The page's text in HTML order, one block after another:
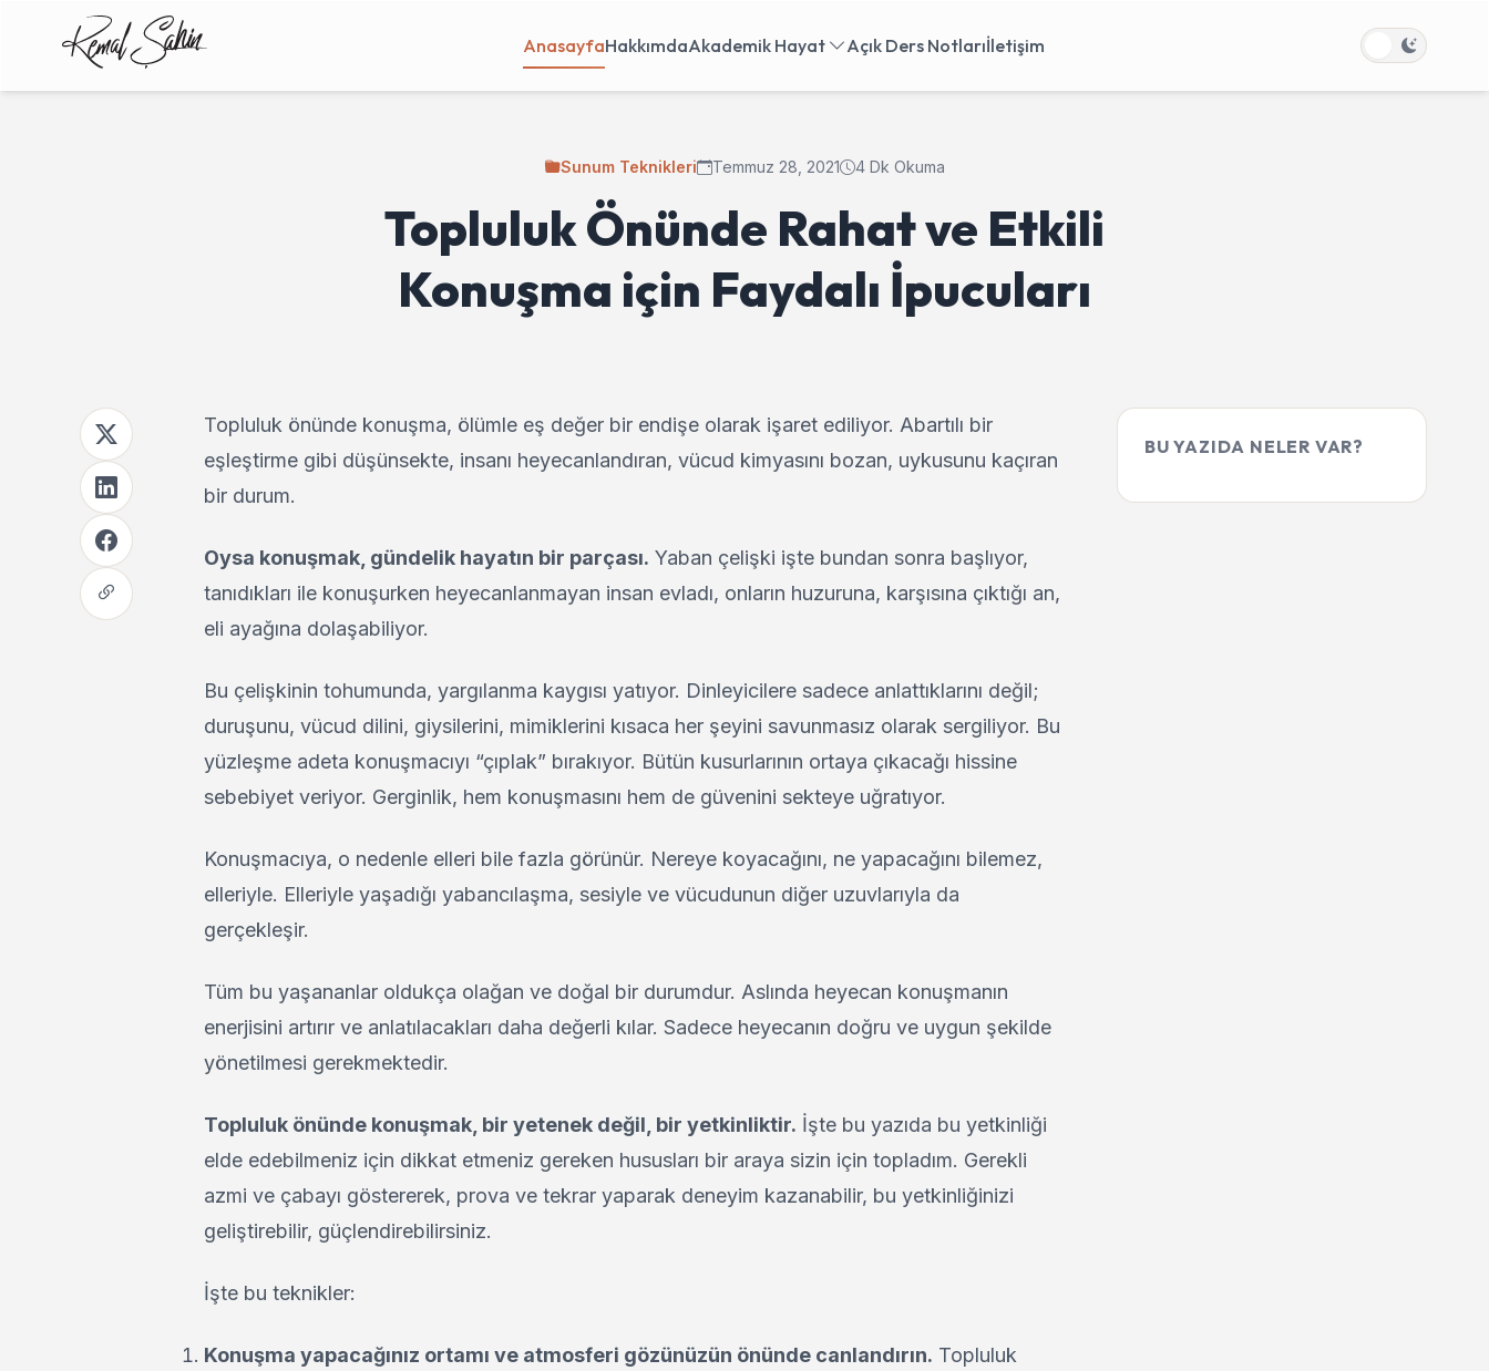
AnasayfaHakkımdaAkademik Hayat Açık Ders Notlarıİletişim
Sunum Teknikleri Temmuz 28, 2021 4 Dk Okuma
Topluluk Önünde Rahat ve Etkili
Konuşma için Faydalı İpucuları
Topluluk önünde konuşma, ölümle eş değer bir endişe olarak işaret ediliyor. Abartılı bir
eşleştirme gibi düşünsekte, insanı heyecanlandıran, vücud kimyasını bozan, uykusunu kaçıran
bir durum.
Oysa konuşmak, gündelik hayatın bir parçası. Yaban çelişki işte bundan sonra başlıyor,
tanıdıkları ile konuşurken heyecanlanmayan insan evladı, onların huzuruna, karşısına çıktığı an,
eli ayağına dolaşabiliyor.
Bu çelişkinin tohumunda, yargılanma kaygısı yatıyor. Dinleyicilere sadece anlattıklarını değil;
duruşunu, vücud dilini, giysilerini, mimiklerini kısaca her şeyini savunmasız olarak sergiliyor. Bu
yüzleşme adeta konuşmacıyı “çıplak” bırakıyor. Bütün kusurlarının ortaya çıkacağı hissine
sebebiyet veriyor. Gerginlik, hem konuşmasını hem de güvenini sekteye uğratıyor.
Konuşmacıya, o nedenle elleri bile fazla görünür. Nereye koyacağını, ne yapacağını bilemez,
elleriyle. Elleriyle yaşadığı yabancılaşma, sesiyle ve vücudunun diğer uzuvlarıyla da
gerçekleşir.
Tüm bu yaşananlar oldukça olağan ve doğal bir durumdur. Aslında heyecan konuşmanın
enerjisini artırır ve anlatılacakları daha değerli kılar. Sadece heyecanın doğru ve uygun şekilde
yönetilmesi gerekmektedir.
Topluluk önünde konuşmak, bir yetenek değil, bir yetkinliktir. İşte bu yazıda bu yetkinliği
elde edebilmeniz için dikkat etmeniz gereken hususları bir araya sizin için topladım. Gerekli
azmi ve çabayı göstererek, prova ve tekrar yaparak deneyim kazanabilir, bu yetkinliğinizi
geliştirebilir, güçlendirebilirsiniz.
İşte bu teknikler:
Konuşma yapacağınız ortamı ve atmosferi gözünüzün önünde canlandırın. Topluluk
BU YAZIDA NELER VAR?